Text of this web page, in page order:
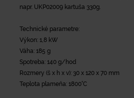
napr. UKP02009 kartuša 330g.
Technické parametre:
Výkon: 1,8 kW
Váha: 185 g
Spotreba: 140 g/hod
Rozmery (š x h x v): 30 x 120 x 70 mm
Teplota plameňa: 1800°C